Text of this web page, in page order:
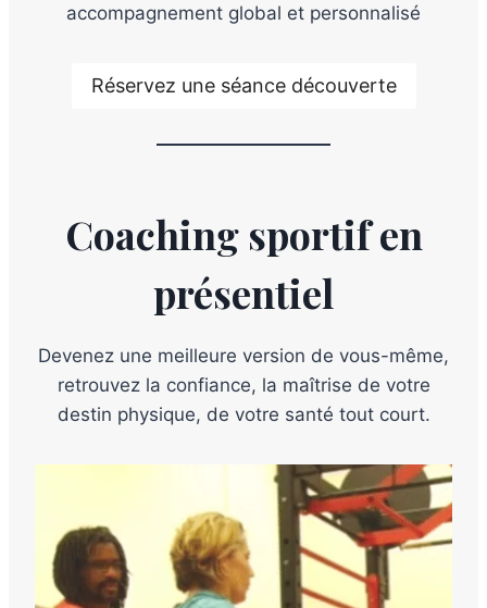
accompagnement global et personnalisé
Réservez une séance découverte
Coaching sportif en
présentiel
Devenez une meilleure version de vous-même,
retrouvez la confiance, la maîtrise de votre
destin physique, de votre santé tout court.